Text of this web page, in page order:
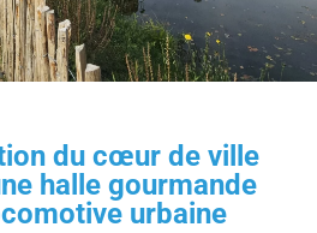
du cœur de ville
halle gourmande
urbaine